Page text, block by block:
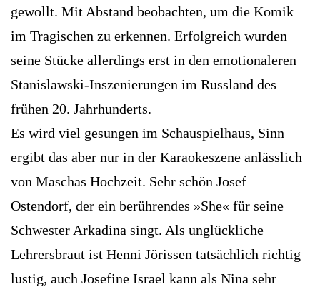
gewollt. Mit Abstand beobachten, um die Komik
im Tragischen zu erkennen. Erfolgreich wurden
seine Stücke allerdings erst in den emotionaleren
Stanislawski-Inszenierungen im Russland des
frühen 20. Jahrhunderts.
Es wird viel gesungen im Schauspielhaus, Sinn
ergibt das aber nur in der Karaokeszene anlässlich
von Maschas Hochzeit. Sehr schön Josef
Ostendorf, der ein berührendes »She« für seine
Schwester Arkadina singt. Als unglückliche
Lehrersbraut ist Henni Jörissen tatsächlich richtig
lustig, auch Josefine Israel kann als Nina sehr